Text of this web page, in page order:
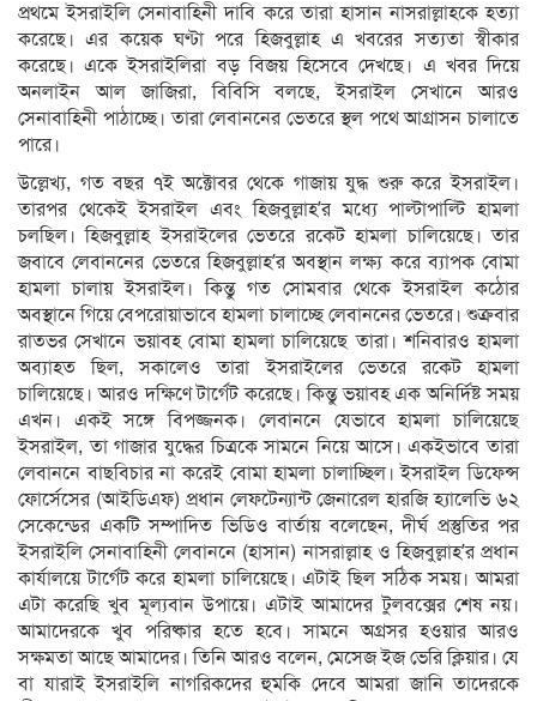
প্রথমে ইসরাইলি সেনাবাহিনী দাবি করে তারা হাসান নাসরাল্লাহকে হত্যা
করেছে। এর কয়েক ঘণ্টা পরে হিজবুল্লাহ এ খবরের সত্যতা স্বীকার
করেছে। একে ইসরাইলিরা বড় বিজয় হিসেবে দেখছে। এ খবর দিয়ে
অনলাইন আল জাজিরা, বিবিসি বলছে, ইসরাইল সেখানে আরও
সেনাবাহিনী পাঠাচ্ছে। তারা লেবাননের ভেতরে স্থল পথে আগ্রাসন চালাতে
পারে।
উল্লেখ্য, গত বছর ৭ই অক্টোবর থেকে গাজায় যুদ্ধ শুরু করে ইসরাইল।
তারপর থেকেই ইসরাইল এবং হিজবুল্লাহ’র মধ্যে পাল্টাপাল্টি হামলা
চলছিল। হিজবুল্লাহ ইসরাইলের ভেতরে রকেট হামলা চালিয়েছে। তার
জবাবে লেবাননের ভেতরে হিজবুল্লাহ’র অবস্থান লক্ষ্য করে ব্যাপক বোমা
হামলা চালায় ইসরাইল। কিন্তু গত সোমবার থেকে ইসরাইল কঠোর
অবস্থানে গিয়ে বেপরোয়াভাবে হামলা চালাচ্ছে লেবাননের ভেতরে। শুক্রবার
রাতভর সেখানে ভয়াবহ বোমা হামলা চালিয়েছে তারা। শনিবারও হামলা
অব্যাহত ছিল, সকালেও তারা ইসরাইলের ভেতরে রকেট হামলা
চালিয়েছে। আরও দক্ষিণে টার্গেট করেছে। কিন্তু ভয়াবহ এক অনির্দিষ্ট সময়
এখন। একই সঙ্গে বিপজ্জনক। লেবাননে যেভাবে হামলা চালিয়েছে
ইসরাইল, তা গাজার যুদ্ধের চিত্রকে সামনে নিয়ে আসে। একইভাবে তারা
লেবাননে বাছবিচার না করেই বোমা হামলা চালাচ্ছিল। ইসরাইল ডিফেন্স
ফোর্সেসের (আইডিএফ) প্রধান লেফটেন্যান্ট জেনারেল হারজি হ্যালেভি ৬২
সেকেন্ডের একটি সম্পাদিত ভিডিও বার্তায় বলেছেন, দীর্ঘ প্রস্তুতির পর
ইসরাইলি সেনাবাহিনী লেবাননে (হাসান) নাসরাল্লাহ ও হিজবুল্লাহ’র প্রধান
কার্যালয়ে টার্গেট করে হামলা চালিয়েছে। এটাই ছিল সঠিক সময়। আমরা
এটা করেছি খুব মূল্যবান উপায়ে। এটাই আমাদের টুলবক্সের শেষ নয়।
আমাদেরকে খুব পরিষ্কার হতে হবে। সামনে অগ্রসর হওয়ার আরও
সক্ষমতা আছে আমাদের। তিনি আরও বলেন, মেসেজ ইজ ভেরি ক্লিয়ার। যে
বা যারাই ইসরাইলি নাগরিকদের হুমকি দেবে আমরা জানি তাদেরকে